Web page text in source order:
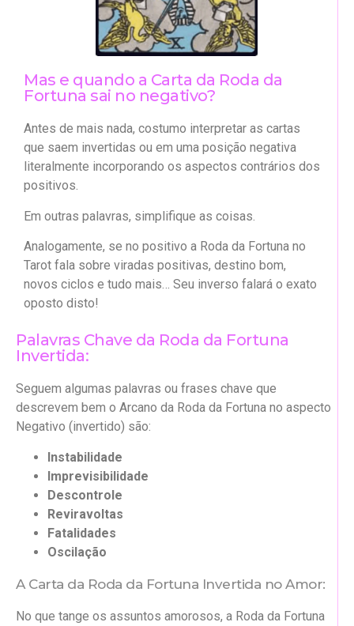
Mas e quando a Carta da Roda da
Fortuna sai no negativo?
Antes de mais nada, costumo interpretar as cartas
que saem invertidas ou em uma posição negativa
literalmente incorporando os aspectos contrários dos
positivos.
Em outras palavras, simplifique as coisas.
Analogamente, se no positivo a Roda da Fortuna no
Tarot fala sobre viradas positivas, destino bom,
novos ciclos e tudo mais… Seu inverso falará o exato
oposto disto!
Palavras Chave da Roda da Fortuna
Invertida:
Seguem algumas palavras ou frases chave que
descrevem bem o Arcano da Roda da Fortuna no aspecto
Negativo (invertido) são:
Instabilidade
Imprevisibilidade
Descontrole
Reviravoltas
Fatalidades
Oscilação
A Carta da Roda da Fortuna Invertida no Amor:
No que tange os assuntos amorosos, a Roda da Fortuna